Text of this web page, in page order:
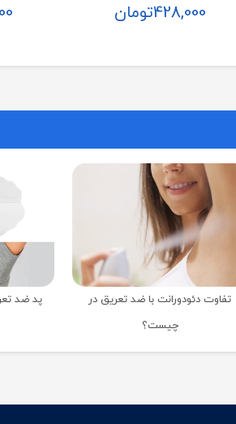
428,000تومان
تفاوت دئودورانت با ضد تعریق در
چیست؟
پد ضد